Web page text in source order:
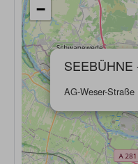
SEEBÜHNE
AG-Weser-
−